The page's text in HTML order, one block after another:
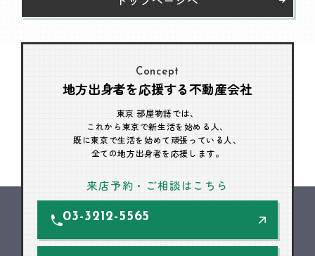
Concept
地方出身者を応援する不動産会社
東京 部屋物語では、
これから東京で新生活を始める人、
既に東京で生活を始めて頑張っている人、
全ての地方出身者を応援します。
来店予約・ご相談はこちら
03-3212-5565